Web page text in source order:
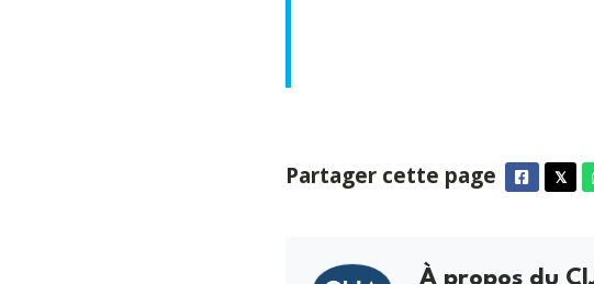
Partager cette page 𝕏
À propos du